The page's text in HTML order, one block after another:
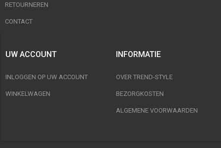
RETOURNEREN
CONTACT
UW ACCOUNT
INLOGGEN OP UW ACCOUNT
WINKELWAGEN
INFORMATIE
OVER TREND-STYLE
BEZORGKOSTEN
ALGEMENE VOORWAARDEN